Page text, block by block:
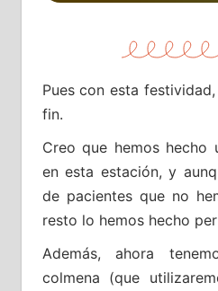
Pues con esta
fin.
Creo que hemos hecho
en esta estación, y
de pacientes que no
resto lo hemos hecho
Además, ahora
colmena (que